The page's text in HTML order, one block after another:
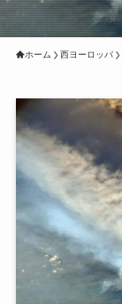
ホーム 西ヨーロッパ